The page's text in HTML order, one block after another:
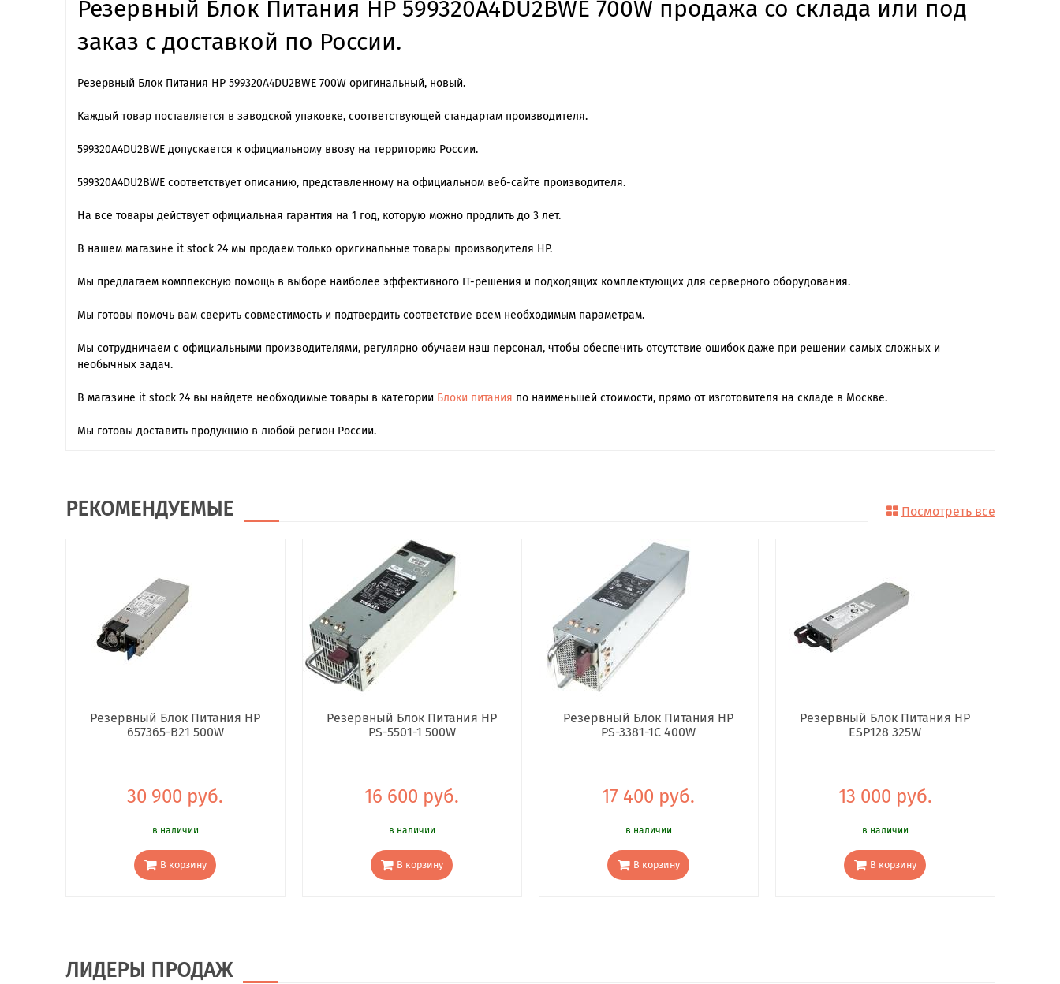
Резервный Блок Питания HP 599320A4DU2BWE 700W продажа со склада или под
заказ с доставкой по России.
Резервный Блок Питания HP 599320A4DU2BWE 700W оригинальный, новый.
Каждый товар поставляется в заводской упаковке, соответствующей стандартам производителя.
599320A4DU2BWE допускается к официальному ввозу на территорию России.
599320A4DU2BWE cоответствует описанию, представленному на официальном веб-сайте производителя.
На все товары действует официальная гарантия на 1 год, которую можно продлить до 3 лет.
В нашем магазине it stock 24 мы продаем только оригинальные товары производителя HP.
Мы предлагаем комплексную помощь в выборе наиболее эффективного IT-решения и подходящих комплектующих для серверного оборудования.
Мы готовы помочь вам сверить совместимость и подтвердить соответствие всем необходимым параметрам.
Мы сотрудничаем с официальными производителями, регулярно обучаем наш персонал, чтобы обеспечить отсутствие ошибок даже при решении самых сложных и
необычных задач.
В магазине it stock 24 вы найдете необходимые товары в категории Блоки питания по наименьшей стоимости, прямо от изготовителя на складе в Москве.
Мы готовы доставить продукцию в любой регион России.
РЕКОМЕНДУЕМЫЕ Посмотреть все
Резервный Блок Питания HP
657365-B21 500W
30 900 руб.
в наличии
В корзину
Резервный Блок Питания HP
PS-5501-1 500W
16 600 руб.
в наличии
В корзину
Резервный Блок Питания HP
PS-3381-1C 400W
17 400 руб.
в наличии
В корзину
Резервный Блок Питания HP
ESP128 325W
13 000 руб.
в наличии
В корзину
ЛИДЕРЫ ПРОДАЖ